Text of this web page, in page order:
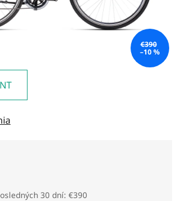
30 dní: €390
€390
–10 %